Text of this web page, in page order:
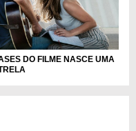
DO FILME NASCE UMA